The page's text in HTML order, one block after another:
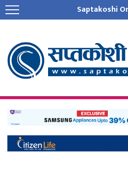
Saptakoshi